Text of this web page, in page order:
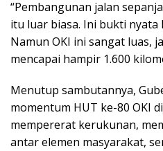
“Pembangunan jalan
itu luar biasa. Ini bukti nyata
Namun OKI ini sangat luas,
mencapai hampir 1.600
Menutup sambutannya,
momentum HUT ke-80 OKI
mempererat kerukunan,
antar elemen masyarakat,